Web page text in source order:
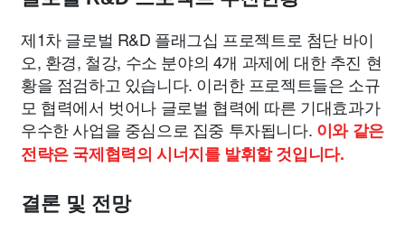
제1차 글로벌 R&D 플래그십 프로젝트로 첨단 바이
오, 환경, 철강, 수소 분야의 4개 과제에 대한 추진 현
황을 점검하고 있습니다. 이러한 프로젝트들은 소규
모 협력에서 벗어나 글로벌 협력에 따른 기대효과가
우수한 사업을 중심으로 집중 투자됩니다. 이와 같은
전략은 국제협력의 시너지를 발휘할 것입니다.
결론 및 전망